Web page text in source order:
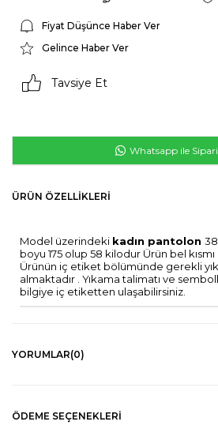
Fiyat Düşünce Haber Ver
Gelince Haber Ver
Tavsiye Et
Whatsapp ile
ÜRÜN ÖZELLIKLERI
Model üzerindeki kadın pantolon
boyu 175 olup 58 kilodur Ürün bel
Ürünün iç etiket bölümünde gerekli
almaktadır . Yıkama talimatı ve
bilgiye iç etiketten ulaşabilirsiniz.
YORUMLAR(0)
ÖDEME SEÇENEKLERI